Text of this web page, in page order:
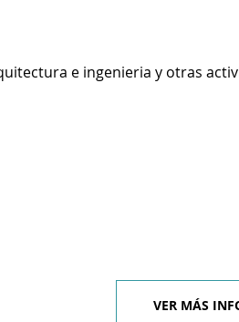
e ingenieria y otras
VER MÁS